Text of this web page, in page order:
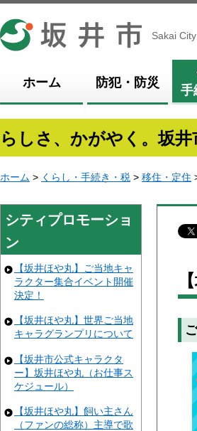
坂井市
Sakai
ホーム 防犯・防災
手
らしさ、かがやく。坂井
ホーム > くらし・手続き・税 > 移住・定住
シティプロモーショ
ン
【坂井ほや丸】ご当地キャ
ラクター集合イベント開催
決定！
【坂井ほや丸】世界ご当地
キャラグランプリについて
【坂井市公式キャラクタ
ー】坂井ほや丸（お仕事ス
ケジュール）
【坂井ほや丸】飼い主さん
（ファンの総称）主導で歌